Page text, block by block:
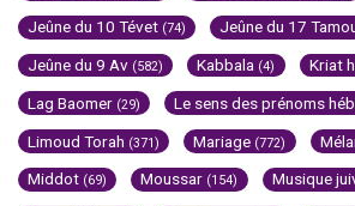
Jeûne du 10 Tévet (74) Jeûne du 17
Jeûne du 9 Av (582) Kabbala (4) Kriat
Lag Baomer (29) Le sens des prénoms
Limoud Torah (371) Mariage (772)
Middot (69) Moussar (154) Musique